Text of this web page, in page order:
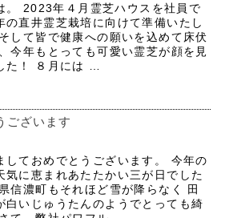
。 2023年４月霊芝ハウスを社員で
の直井霊芝栽培に向けて準備いたし
して皆で健康への願いを込めて床伏
今年もとっても可愛い霊芝が顔を見
た！ ８月には …
ございます
しておめでとうございます。 今年の
気に恵まれあたたかい三が日でした
信濃町もそれほど雪が降らなく 田
白いじゅうたんのようでとっても綺